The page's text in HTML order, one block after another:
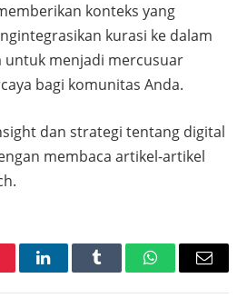
konteks yang
kurasi ke dalam
untuk menjadi mercusuar
bagi komunitas Anda.
dan strategi tentang digital
membaca artikel-artikel
LinkedInTumblr WhatsAppEmail